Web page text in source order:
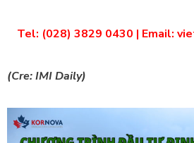
Tel: (028) 3829 0430 | Email:
(Cre: IMI Daily)